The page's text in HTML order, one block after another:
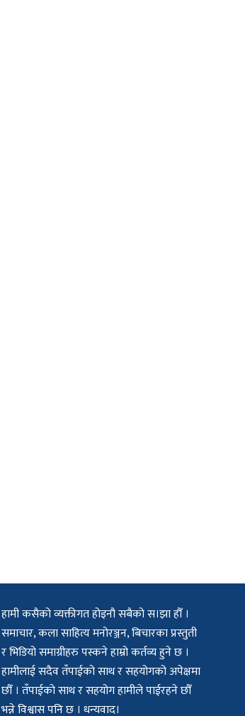
हामी कसैको व्यक्तीगत होइनौ सबैको स।झा हौँ ।
समाचार, कला साहित्य मनोरञ्जन, बिचारका प्रस्तुती
र भिडियो समाग्रीहरु पस्कने हाम्रो कर्तव्य हुने छ ।
हामीलाई सदैव तँपाईको साथ र सहयोगको अपेक्षमा
छौँ । तँपाईको साथ र सहयोग हामीले पाईरहने छौँ
भन्ने विश्वास पनि छ । धन्यवाद।